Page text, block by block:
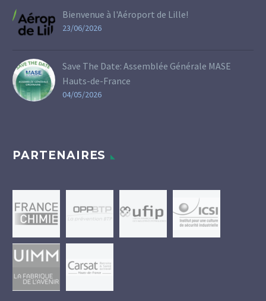
Bienvenue à l'Aéroport de Lille!
23/06/2026
Save The Date: Assemblée Générale MASE
Hauts-de-France
04/05/2026
PARTENAIRES